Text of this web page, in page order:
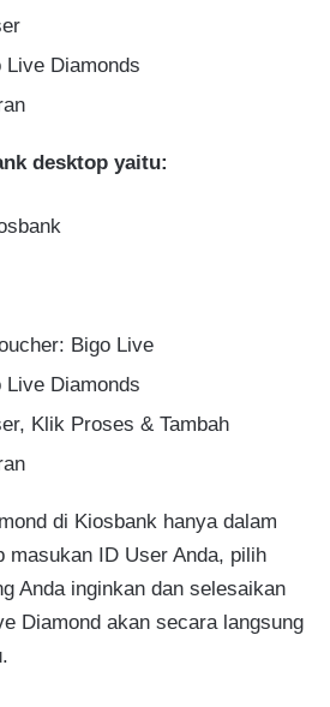
Live Diamonds
desktop yaitu:
Bigo Live
Live Diamonds
Klik Proses & Tambah
di Kiosbank hanya dalam
masukan ID User Anda, pilih
Anda inginkan dan selesaikan
Diamond akan secara langsung